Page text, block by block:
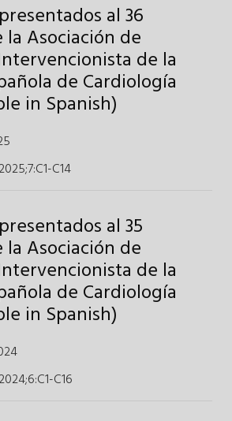
al 36
la Asociación de
de la
de Cardiología
in Spanish)
:C1-C14
al 35
la Asociación de
de la
de Cardiología
in Spanish)
:C1-C16